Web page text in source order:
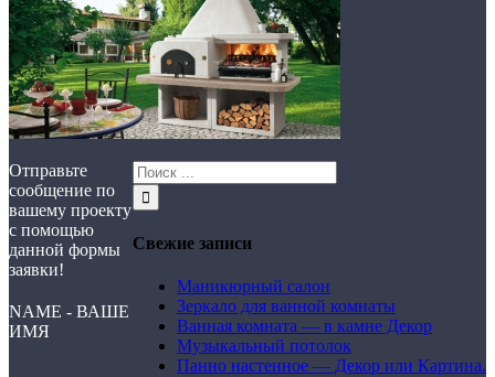
Свежие записи
Маникюрный салон
Зеркало для ванной комнаты
Ванная комната — в камне Декор
Музыкальный потолок
Панно настенное — Декор или Картина.
Отправьте
сообщение по
вашему проекту
с помощью
данной формы
заявки!
NAME - ВАШЕ
ИМЯ